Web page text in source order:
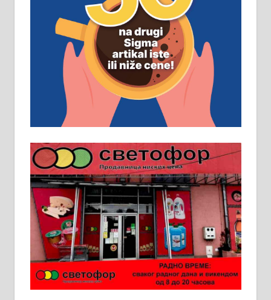
Рудник и флотација Рудник
д.о.о. Рудник запошљава 20
помоћника рудара. Услови:
Основна школа, пожељно радно
искуство на истим и сличним
пословима, али не и неопходан
услов. Обезбеђен смештај,
превоз, исхрана. 032/57-41-122 –
локал 22
у грађевини, хидроизолације и
молерских радова. 061/25-28-058
Ало таксију потребан возач са Б
категоријом. 064/02-85-511
Потребна два радника за рад на
стоваришту „Липа промет” у
Алексинцу. За више
информација доћи лично на
стовариште у улици Максима